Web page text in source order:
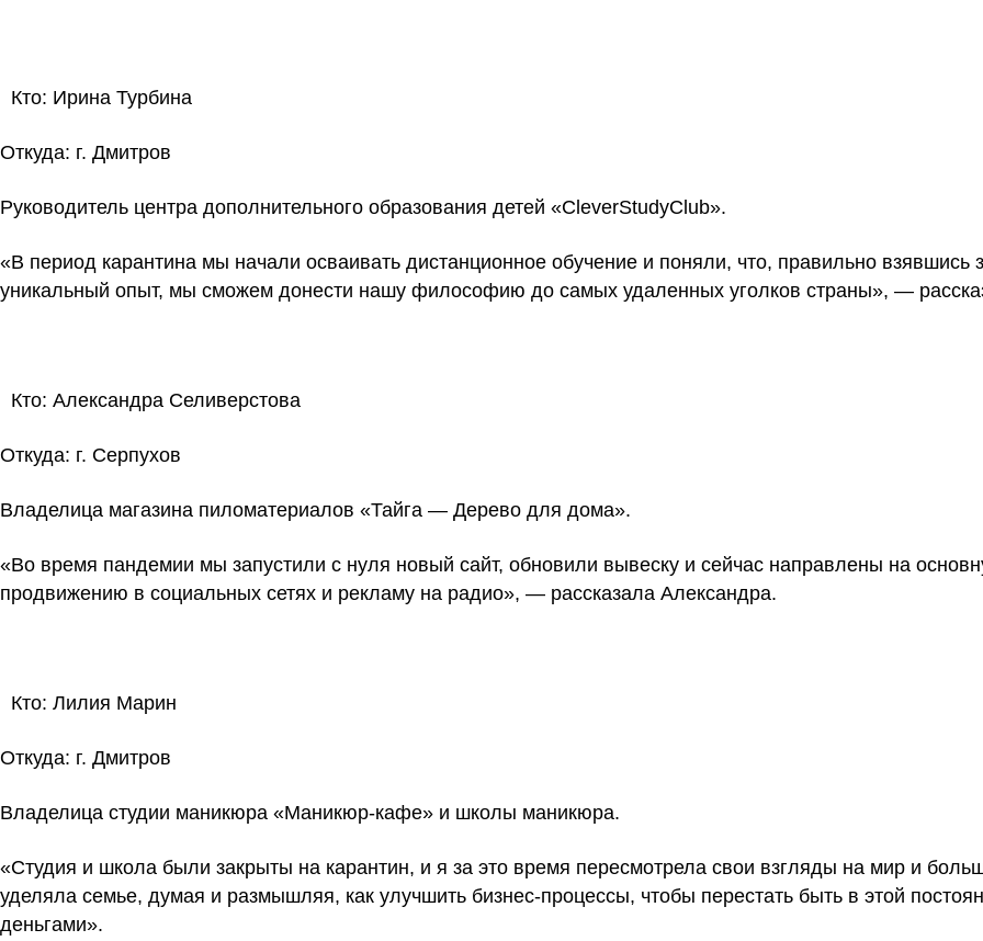
Кто: Ирина Турбина
Откуда: г. Дмитров
Руководитель центра дополнительного образования детей «CleverStudyClub».
«В период карантина мы начали осваивать дистанционное обучение и поняли, что, правильно взявшись
уникальный опыт, мы сможем донести нашу философию до самых удаленных уголков страны», —
Кто: Александра Селиверстова
Откуда: г. Серпухов
Владелица магазина пиломатериалов «Тайга — Дерево для дома».
«Во время пандемии мы запустили с нуля новый сайт, обновили вывеску и сейчас направлены на
продвижению в социальных сетях и рекламу на радио», — рассказала Александра.
Кто: Лилия Марин
Откуда: г. Дмитров
Владелица студии маникюра «Маникюр-кафе» и школы маникюра.
«Студия и школа были закрыты на карантин, и я за это время пересмотрела свои взгляды на мир и
уделяла семье, думая и размышляя, как улучшить бизнес-процессы, чтобы перестать быть в этой
деньгами».